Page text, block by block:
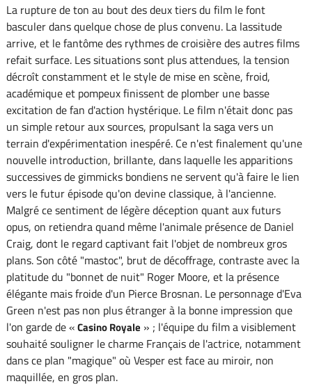
La rupture de ton au bout des deux tiers du film le font
basculer dans quelque chose de plus convenu. La lassitude
arrive, et le fantôme des rythmes de croisière des autres films
refait surface. Les situations sont plus attendues, la tension
décroît constamment et le style de mise en scène, froid,
académique et pompeux finissent de plomber une basse
excitation de fan d'action hystérique. Le film n'était donc pas
un simple retour aux sources, propulsant la saga vers un
terrain d'expérimentation inespéré. Ce n'est finalement qu'une
nouvelle introduction, brillante, dans laquelle les apparitions
successives de gimmicks bondiens ne servent qu'à faire le lien
vers le futur épisode qu'on devine classique, à l'ancienne.
Malgré ce sentiment de légère déception quant aux futurs
opus, on retiendra quand même l'animale présence de Daniel
Craig, dont le regard captivant fait l'objet de nombreux gros
plans. Son côté "mastoc", brut de décoffrage, contraste avec la
platitude du "bonnet de nuit" Roger Moore, et la présence
élégante mais froide d'un Pierce Brosnan. Le personnage d'Eva
Green n'est pas non plus étranger à la bonne impression que
l'on garde de «Casino Royale » ; l'équipe du film a visiblement
souhaité souligner le charme Français de l'actrice, notamment
dans ce plan "magique" où Vesper est face au miroir, non
maquillée, en gros plan.